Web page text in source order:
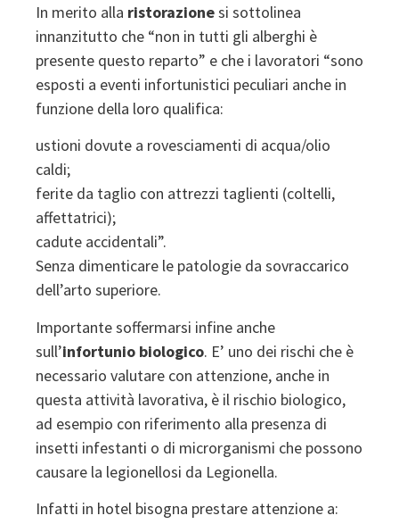
In merito alla ristorazionesi sottolinea
innanzitutto che “non in tutti gli alberghi è
presente questo reparto” e che i lavoratori “sono
esposti a eventi infortunistici peculiari anche in
funzione della loro qualifica:
ustioni dovute a rovesciamenti di acqua/olio
caldi;
ferite da taglio con attrezzi taglienti (coltelli,
affettatrici);
cadute accidentali”.
Senza dimenticare le patologie da sovraccarico
dell’arto superiore.
Importante soffermarsi infine anche
sull’infortunio biologico. E’ uno dei rischi che è
necessario valutare con attenzione, anche in
questa attività lavorativa, è il rischio biologico,
ad esempio con riferimento alla presenza di
insetti infestanti o di microrganismi che possono
causare la legionellosi da Legionella.
Infatti in hotel bisogna prestare attenzione a: